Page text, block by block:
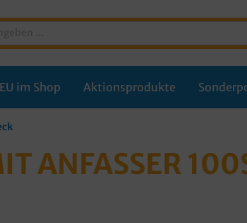
im Shop Aktionsprodukte
ANFASSER